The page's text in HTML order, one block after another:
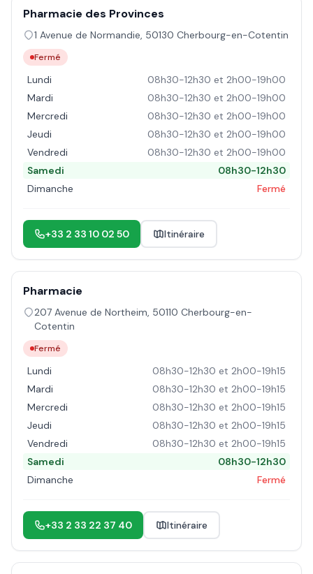
Pharmacie des Provinces
1 Avenue de Normandie, 50130 Cherbourg-en-Cotentin
Fermé
Lundi
08h30-12h30 et 2h00-19h00
Mardi
08h30-12h30 et 2h00-19h00
Mercredi
08h30-12h30 et 2h00-19h00
Jeudi
08h30-12h30 et 2h00-19h00
Vendredi
08h30-12h30 et 2h00-19h00
Samedi
08h30-12h30
Dimanche
Fermé
+33 2 33 10 02 50 Itinéraire
Pharmacie
207 Avenue de Northeim, 50110 Cherbourg-en-
Cotentin
Fermé
Lundi
08h30-12h30 et 2h00-19h15
Mardi
08h30-12h30 et 2h00-19h15
Mercredi
08h30-12h30 et 2h00-19h15
Jeudi
08h30-12h30 et 2h00-19h15
Vendredi
08h30-12h30 et 2h00-19h15
Samedi
08h30-12h30
Dimanche
Fermé
+33 2 33 22 37 40 Itinéraire